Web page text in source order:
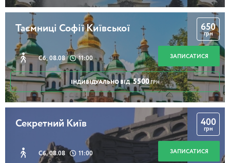
Таємниці Софії Київської
Сб, 08.08 11:00
650
грн
ЗАПИСАТИСЯ
ІНДИВІДУАЛЬНО ВІД 5500 ГРН
Секретний Київ
Сб, 08.08 11:00
400
грн
ЗАПИСАТИСЯ